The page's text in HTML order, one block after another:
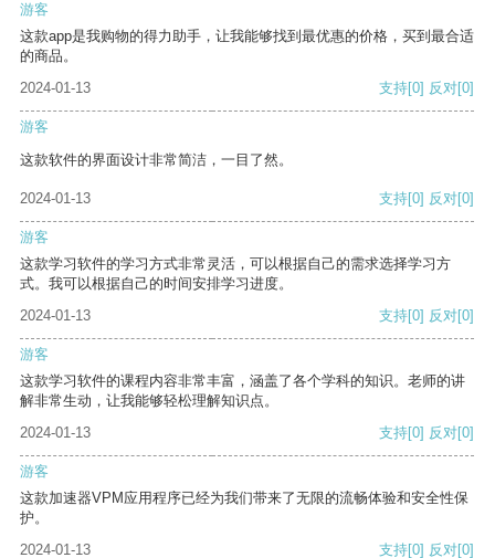
游客
这款app是我购物的得力助手，让我能够找到最优惠的价格，买到最合适
的商品。
2024-01-13
支持[0] 反对[0]
游客
这款软件的界面设计非常简洁，一目了然。
2024-01-13 支持[0] 反对[0]
游客
这款学习软件的学习方式非常灵活，可以根据自己的需求选择学习方
式。我可以根据自己的时间安排学习进度。
2024-01-13
支持[0] 反对[0]
游客
这款学习软件的课程内容非常丰富，涵盖了各个学科的知识。老师的讲
解非常生动，让我能够轻松理解知识点。
2024-01-13
支持[0] 反对[0]
游客
这款加速器VPM应用程序已经为我们带来了无限的流畅体验和安全性保
护。
2024-01-13
支持[0] 反对[0]